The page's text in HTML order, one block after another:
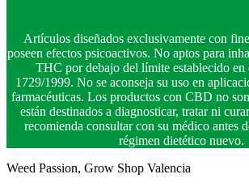
Artículos diseñados exclusivamente con
poseen efectos psicoactivos. No aptos para
THC por debajo del límite establecido en
1729/1999. No se aconseja su uso en
farmacéuticas. Los productos con CBD no
están destinados a diagnosticar, tratar ni
recomienda consultar con su médico antes
régimen dietético nuevo.
Weed Passion, Grow Shop Valencia